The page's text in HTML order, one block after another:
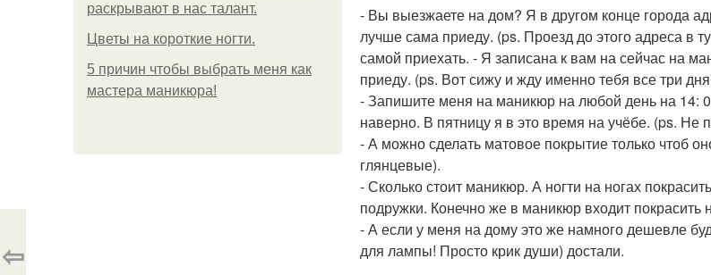
раскрывают в нас талант.
Цветы на короткие ногти.
5 причин чтобы выбрать меня как
мастера маникюра!
- Вы выезжаете на дом? Я в другом конце города
лучше сама приеду. (ps. Проезд до этого адреса в
самой приехать. - Я записана к вам на сейчас на
приеду. (ps. Вот сижу и жду именно тебя все три
- Запишите меня на маникюр на любой день на 14:
наверно. В пятницу я в это время на учёбе. (ps. Не
- А можно сделать матовое покрытие только чтоб
глянцевые).
- Сколько стоит маникюр. А ногти на ногах
подружки. Конечно же в маникюр входит покрасить
- А если у меня на дому это же намного дешевле
для лампы! Просто крик души) достали.
⇦